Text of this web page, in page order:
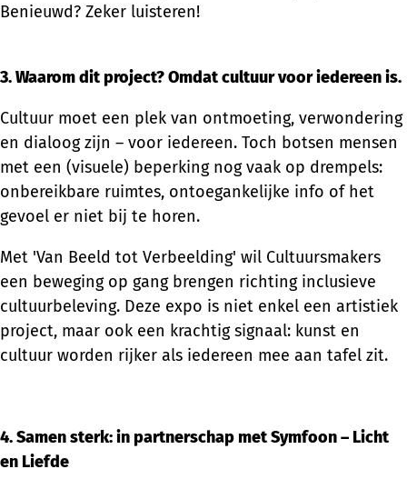
Benieuwd? Zeker luisteren!
3. Waarom dit project? Omdat cultuur voor iedereen is.
Cultuur moet een plek van ontmoeting, verwondering
en dialoog zijn – voor iedereen. Toch botsen mensen
met een (visuele) beperking nog vaak op drempels:
onbereikbare ruimtes, ontoegankelijke info of het
gevoel er niet bij te horen.
Met 'Van Beeld tot Verbeelding' wil Cultuursmakers
een beweging op gang brengen richting inclusieve
cultuurbeleving. Deze expo is niet enkel een artistiek
project, maar ook een krachtig signaal: kunst en
cultuur worden rijker als iedereen mee aan tafel zit.
4. Samen sterk: in partnerschap met Symfoon – Licht
en Liefde